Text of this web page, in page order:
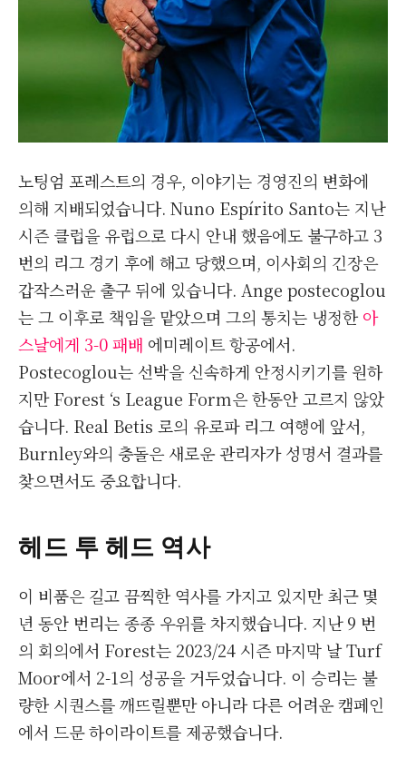
노팅엄 포레스트의 경우, 이야기는 경영진의 변화에 ​​
의해 지배되었습니다. Nuno Espírito Santo는 지난
시즌 클럽을 유럽으로 다시 안내 했음에도 불구하고 3
번의 리그 경기 후에 해고 당했으며, 이사회의 긴장은
갑작스러운 출구 뒤에 있습니다. Ange postecoglou
는 그 이후로 책임을 맡았으며 그의 통치는 냉정한아
스날에게 3-0 패배 에미레이트 항공에서.
Postecoglou는 선박을 신속하게 안정시키기를 원하
지만 Forest ‘s League Form은 한동안 고르지 않았
습니다. Real Betis 로의 유로파 리그 여행에 앞서,
Burnley와의 충돌은 새로운 관리자가 성명서 결과를
찾으면서도 중요합니다.
헤드 투 헤드 역사
이 비품은 길고 끔찍한 역사를 가지고 있지만 최근 몇
년 동안 번리는 종종 우위를 차지했습니다. 지난 9 번
의 회의에서 Forest는 2023/24 시즌 마지막 날 Turf
Moor에서 2-1의 성공을 거두었습니다. 이 승리는 불
량한 시퀀스를 깨뜨릴뿐만 아니라 다른 어려운 캠페인
에서 드문 하이라이트를 제공했습니다.